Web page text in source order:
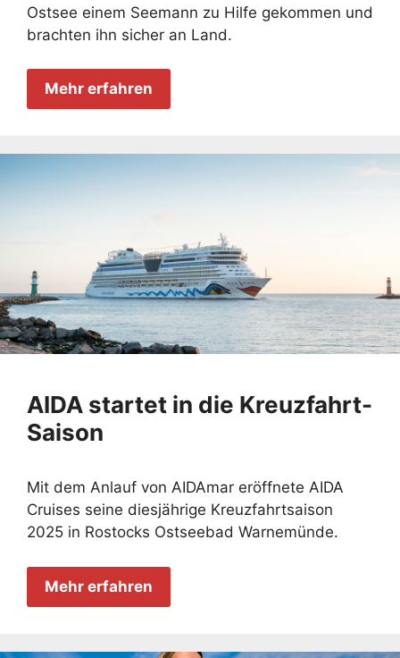
Ostsee einem Seemann zu Hilfe gekommen und
brachten ihn sicher an Land.
Mehr erfahren
AIDA startet in die Kreuzfahrt-
Saison
Mit dem Anlauf von AIDAmar eröffnete AIDA
Cruises seine diesjährige Kreuzfahrtsaison
2025 in Rostocks Ostseebad Warnemünde.
Mehr erfahren